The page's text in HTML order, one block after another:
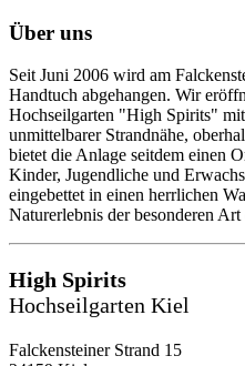
Über uns
Seit Juni 2006 wird am
Handtuch abgehangen. Wir
Hochseilgarten "High Spirits"
unmittelbarer Strandnähe,
bietet die Anlage seitdem einen
Kinder, Jugendliche und
eingebettet in einen herrlichen
Naturerlebnis der besonderen Art
High Spirits
Hochseilgarten Kiel
Falckensteiner Strand 15